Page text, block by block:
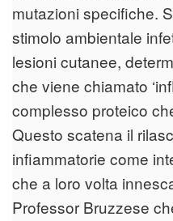
mutazioni specifiche.
stimolo ambientale
lesioni cutanee,
che viene chiamato
complesso proteico
Questo scatena il
infiammatorie come
che a loro volta
Professor Bruzzese